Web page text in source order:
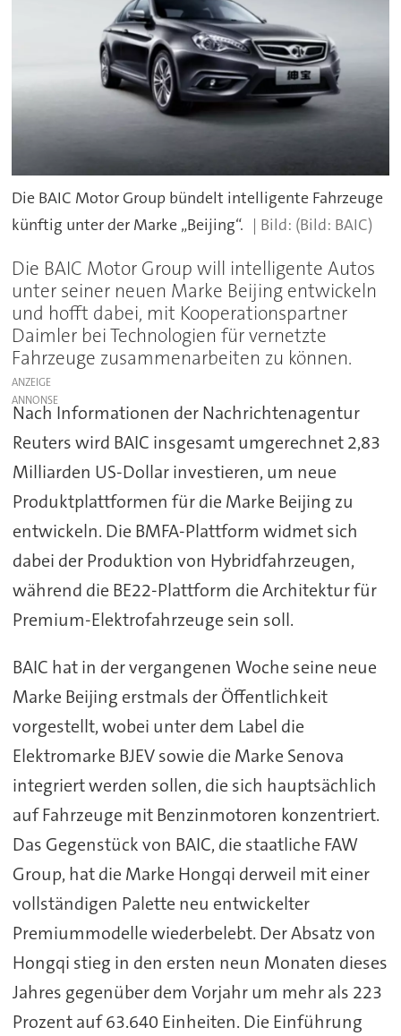
Die BAIC Motor Group bündelt intelligente Fahrzeuge
künftig unter der Marke „Beijing“.
(Bild: BAIC)
Die BAIC Motor Group will intelligente Autos
unter seiner neuen Marke Beijing entwickeln
und hofft dabei, mit Kooperationspartner
Daimler bei Technologien für vernetzte
Fahrzeuge zusammenarbeiten zu können.
ANZEIGE
Nach Informationen der Nachrichtenagentur
Reuters wird BAIC insgesamt umgerechnet 2,83
Milliarden US-Dollar investieren, um neue
Produktplattformen für die Marke Beijing zu
entwickeln. Die BMFA-Plattform widmet sich
dabei der Produktion von Hybridfahrzeugen,
während die BE22-Plattform die Architektur für
Premium-Elektrofahrzeuge sein soll.
BAIC hat in der vergangenen Woche seine neue
Marke Beijing erstmals der Öffentlichkeit
vorgestellt, wobei unter dem Label die
Elektromarke BJEV sowie die Marke Senova
integriert werden sollen, die sich hauptsächlich
auf Fahrzeuge mit Benzinmotoren konzentriert.
Das Gegenstück von BAIC, die staatliche FAW
Group, hat die Marke Hongqi derweil mit einer
vollständigen Palette neu entwickelter
Premiummodelle wiederbelebt. Der Absatz von
Hongqi stieg in den ersten neun Monaten dieses
Jahres gegenüber dem Vorjahr um mehr als 223
Prozent auf 63.640 Einheiten. Die Einführung